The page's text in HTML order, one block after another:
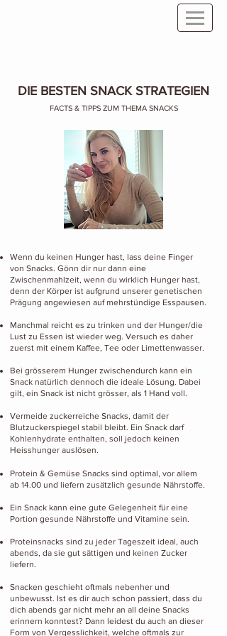
DIE BESTEN SNACK STRATEGIEN
FACTS & TIPPS ZUM THEMA SNACKS
Wenn du keinen Hunger hast, lass deine Finger
von Snacks. Gönn dir nur dann eine
Zwischenmahlzeit, wenn du wirklich Hunger hast,
denn der Körper ist aufgrund unserer genetischen
Prägung angewiesen auf mehrstündige Esspausen.
Manchmal reicht es zu trinken und der Hunger/die
Lust zu Essen ist wieder weg. Versuch es daher
zuerst mit einem Kaffee, Tee oder Limettenwasser.
Bei grösserem Hunger zwischendurch kann ein
Snack natürlich dennoch die ideale Lösung. Dabei
gilt, ein Snack ist nicht grösser, als 1 Hand voll.
Vermeide zuckerreiche Snacks, damit der
Blutzuckerspiegel stabil bleibt. Ein Snack darf
Kohlenhydrate enthalten, soll jedoch keinen
Heisshunger auslösen.
Protein & Gemüse Snacks sind optimal, vor allem
ab 14.00 und liefern zusätzlich gesunde Nährstoffe.
Ein Snack kann eine gute Gelegenheit für eine
Portion gesunde Nährstoffe und Vitamine sein.
Proteinsnacks sind zu jeder Tageszeit ideal, auch
abends, da sie gut sättigen und keinen Zucker
liefern.
Snacken geschieht oftmals nebenher und
unbewusst. Ist es dir auch schon passiert, dass du
dich abends gar nicht mehr an all deine Snacks
erinnern konntest? Dann leidest du auch an dieser
Form von Vergesslichkeit, welche oftmals zur